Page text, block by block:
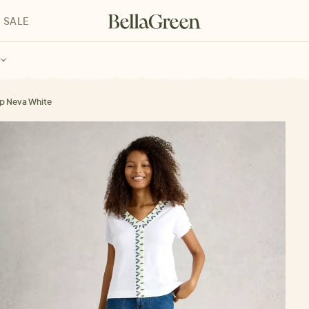
für Kinder
SALE
Neva White